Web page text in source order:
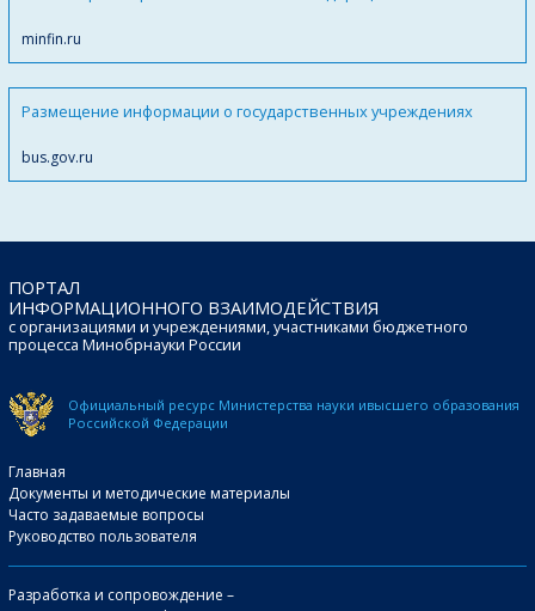
minfin.ru
Размещение информации о государственных учреждениях
bus.gov.ru
ПОРТАЛ
ИНФОРМАЦИОННОГО ВЗАИМОДЕЙСТВИЯ
с организациями и учреждениями, участниками бюджетного
процесса Минобрнауки России
Официальный ресурс Министерства науки ивысшего образования
Российской Федерации
Главная
Документы и методические материалы
Часто задаваемые вопросы
Руководство пользователя
Разработка и сопровождение –